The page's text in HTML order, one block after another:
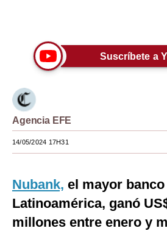
Tendencias
Lujo
Viajes
Moda
Estilos
EEUU
Suscríbete a
Agencia EFE
14/05/2024 17H31
Nubank, el mayor
Latinoamérica, ganó
millones entre enero y